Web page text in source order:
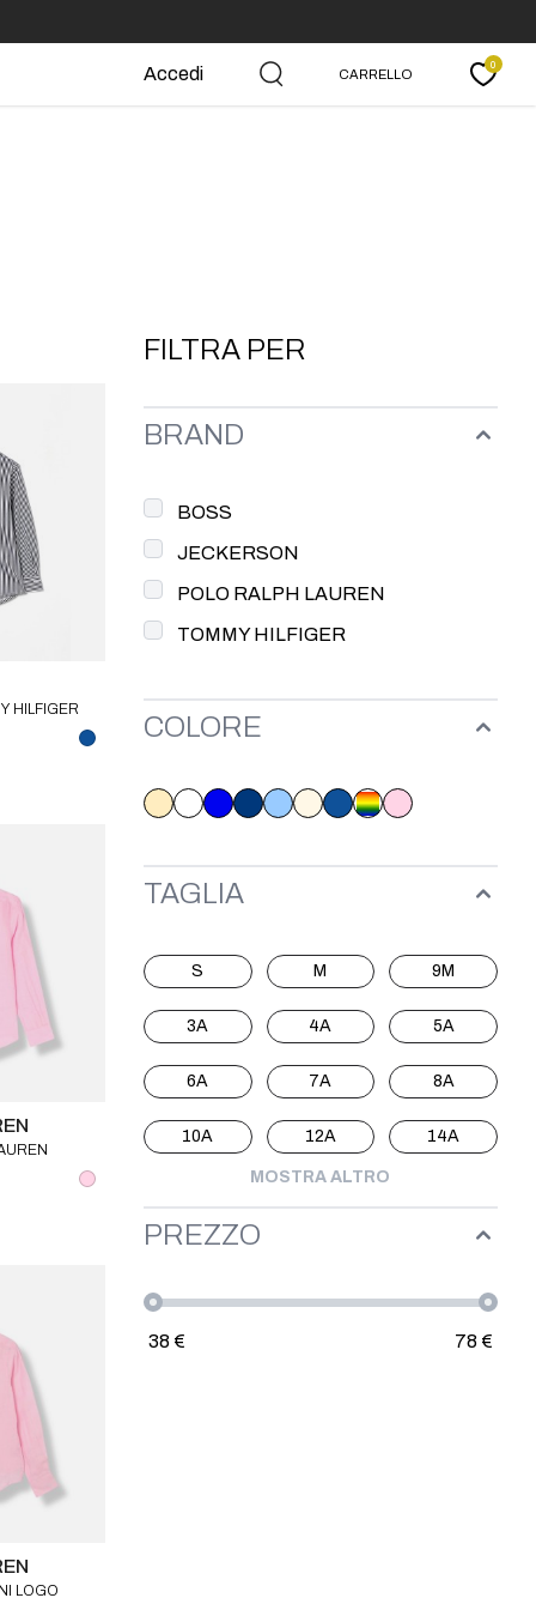
Accedi CARRELLO
0
FILTRA PER
BRAND
BOSS
JECKERSON
POLO RALPH LAUREN
TOMMY HILFIGER
COLORE
TAGLIA
S M 9M
3A 4A 5A
6A 7A 8A
10A 12A 14A
MOSTRA ALTRO
PREZZO
38€ 78€
HILFIGER
LOGO